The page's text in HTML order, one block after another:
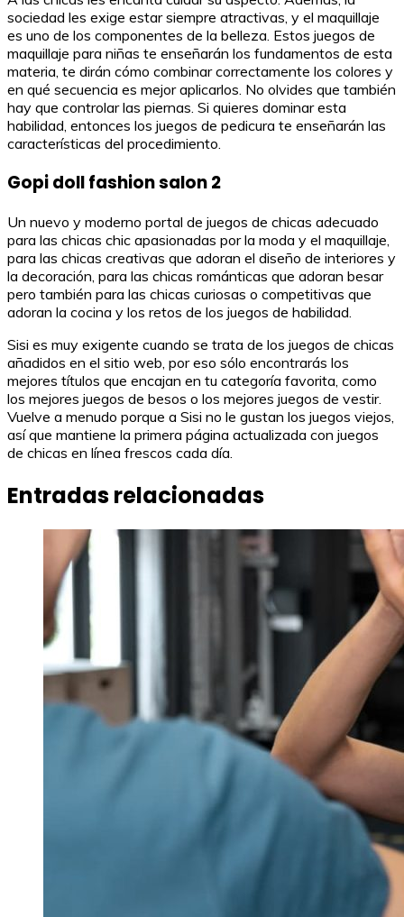
sociedad les exige estar siempre atractivas, y el maquillaje
es uno de los componentes de la belleza. Estos juegos de
maquillaje para niñas te enseñarán los fundamentos de esta
materia, te dirán cómo combinar correctamente los colores y
en qué secuencia es mejor aplicarlos. No olvides que también
hay que controlar las piernas. Si quieres dominar esta
habilidad, entonces los juegos de pedicura te enseñarán las
características del procedimiento.
Gopi doll fashion salon 2
Un nuevo y moderno portal de juegos de chicas adecuado
para las chicas chic apasionadas por la moda y el maquillaje,
para las chicas creativas que adoran el diseño de interiores y
la decoración, para las chicas románticas que adoran besar
pero también para las chicas curiosas o competitivas que
adoran la cocina y los retos de los juegos de habilidad.
Sisi es muy exigente cuando se trata de los juegos de chicas
añadidos en el sitio web, por eso sólo encontrarás los
mejores títulos que encajan en tu categoría favorita, como
los mejores juegos de besos o los mejores juegos de vestir.
Vuelve a menudo porque a Sisi no le gustan los juegos viejos,
así que mantiene la primera página actualizada con juegos
de chicas en línea frescos cada día.
Entradas relacionadas